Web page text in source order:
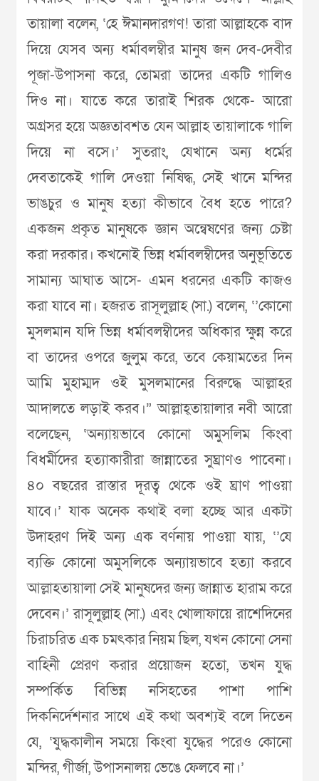
তায়ালা বলেন, ‘হে ঈমানদারগণ! তারা আল্লাহকে বাদ
দিয়ে যেসব অন্য ধর্মাবলম্বীর মানুষ জন দেব-দেবীর
পূজা-উপাসনা করে, তোমরা তাদের একটি গালিও
দিও না। যাতে করে তারাই শিরক থেকে- আরো
অগ্রসর হয়ে অজ্ঞতাবশত যেন আল্লাহ তায়ালাকে গালি
দিয়ে না বসে।’ সুতরাং, যেখানে অন্য ধর্মের
দেবতাকেই গালি দেওয়া নিষিদ্ধ, সেই খানে মন্দির
ভাঙচুর ও মানুষ হত্যা কীভাবে বৈধ হতে পারে?
একজন প্রকৃত মানুষকে জ্ঞান অন্বেষণের জন্য চেষ্টা
করা দরকার। কখনোই ভিন্ন ধর্মাবলম্বীদের অনুভূতিতে
সামান্য আঘাত আসে- এমন ধরনের একটি কাজও
করা যাবে না। হজরত রাসূলুল্লাহ (সা.) বলেন, ‘’কোনো
মুসলমান যদি ভিন্ন ধর্মাবলম্বীদের অধিকার ক্ষুন্ন করে
বা তাদের ওপরে জুলুম করে, তবে কেয়ামতের দিন
আমি মুহাম্মদ ওই মুসলমানের বিরুদ্ধে আল্লাহর
আদালতে লড়াই করব।” আল্লাহ্তায়ালার নবী আরো
বলেছেন, ‘অন্যায়ভাবে কোনো অমুসলিম কিংবা
বিধর্মীদের হত্যাকারীরা জান্নাতের সুঘ্রাণও পাবেনা।
৪০ বছরের রাস্তার দূরত্ব থেকে ওই ঘ্রাণ পাওয়া
যাবে।’ যাক অনেক কথাই বলা হচ্ছে আর একটা
উদাহরণ দিই অন্য এক বর্ণনায় পাওয়া যায়, ‘’যে
ব্যক্তি কোনো অমুসলিকে অন্যায়ভাবে হত্যা করবে
আল্লাহতায়ালা সেই মানুষদের জন্য জান্নাত হারাম করে
দেবেন।’ রাসূলুল্লাহ (সা.) এবং খোলাফায়ে রাশেদিনের
চিরাচরিত এক চমৎকার নিয়ম ছিল, যখন কোনো সেনা
বাহিনী প্রেরণ করার প্রয়োজন হতো, তখন যুদ্ধ
সম্পর্কিত বিভিন্ন নসিহতের পাশা পাশি
দিকনির্দেশনার সাথে এই কথা অবশ্যই বলে দিতেন
যে, ‘যুদ্ধকালীন সময়ে কিংবা যুদ্ধের পরেও কোনো
মন্দির, গীর্জা, উপাসনালয় ভেঙে ফেলবে না।’